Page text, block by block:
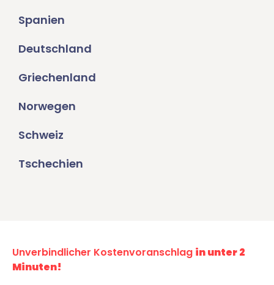
Spanien
Deutschland
Griechenland
Norwegen
Schweiz
Tschechien
Unverbindlicher Kostenvoranschlag in unter 2
Minuten!